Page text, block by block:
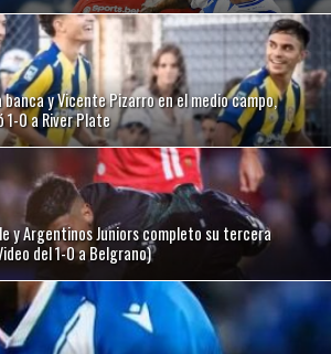
banca y Vicente Pizarro en el medio campo,
1-0 a River Plate
y Argentinos Juniors completo su tercera
del 1-0 a Belgrano)